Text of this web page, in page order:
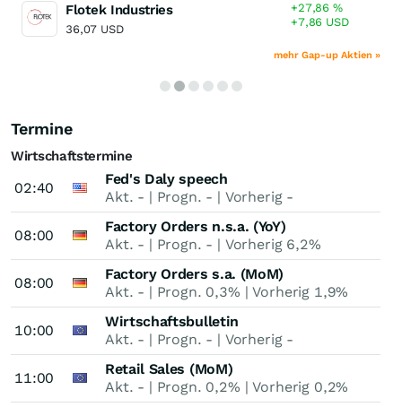
Flotek Industries
36,07 USD
+27,86%
+7,86 USD
mehr Gap-up Aktien »
Termine
Wirtschaftstermine
02:40
Fed's Daly speech
Akt. - | Progn. - | Vorherig -
08:00
Factory Orders n.s.a. (YoY)
Akt. - | Progn. - | Vorherig 6,2%
08:00
Factory Orders s.a. (MoM)
Akt. - | Progn. 0,3% | Vorherig 1,9%
10:00
Wirtschaftsbulletin
Akt. - | Progn. - | Vorherig -
11:00
Retail Sales (MoM)
Akt. - | Progn. 0,2% | Vorherig 0,2%